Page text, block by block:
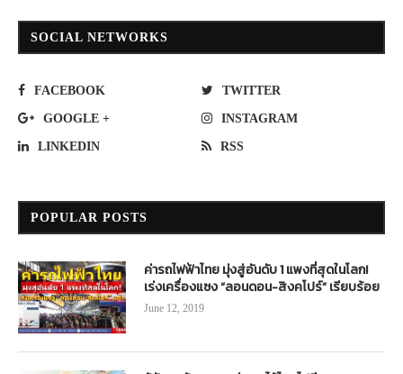
SOCIAL NETWORKS
FACEBOOK TWITTER
GOOGLE + INSTAGRAM
LINKEDIN RSS
POPULAR POSTS
ค่ารถไฟฟ้าไทย มุ่งสู่อันดับ 1 แพงที่สุดในโลก!
เร่งเครื่องแซง “ลอนดอน-สิงคโปร์” เรียบร้อย
June 12, 2019